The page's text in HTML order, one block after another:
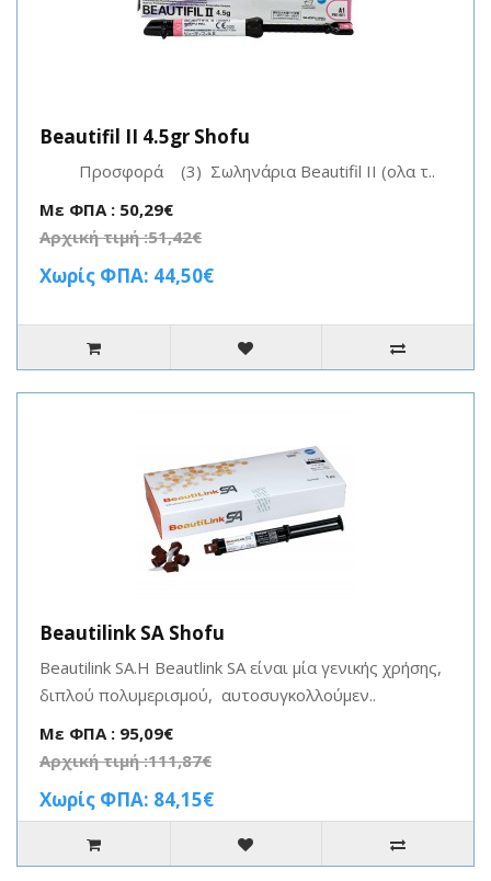
Beautifil II 4.5gr Shofu
Προσφορά (3) Σωληνάρια Beautifil II (ολα τ..
Με ΦΠΑ : 50,29€
Αρχική τιμή :51,42€
Χωρίς ΦΠΑ: 44,50€
Beautilink SA Shofu
Beautilink SA.Η Beautlink SA είναι μία γενικής χρήσης,
διπλού πολυμερισμού, αυτοσυγκολλούμεν..
Με ΦΠΑ : 95,09€
Αρχική τιμή :111,87€
Χωρίς ΦΠΑ: 84,15€